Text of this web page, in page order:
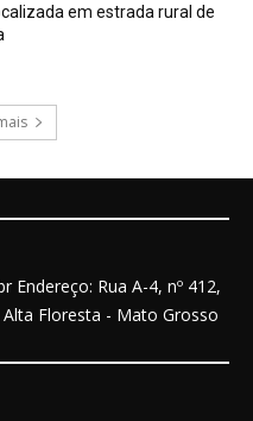
em estrada rural de
Endereço: Rua A-4, nº 412,
Floresta - Mato Grosso